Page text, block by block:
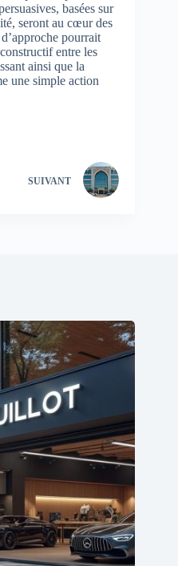
basées sur
seront au cœur des
pourrait
entre les
ainsi que la
une simple action
SUIVANT